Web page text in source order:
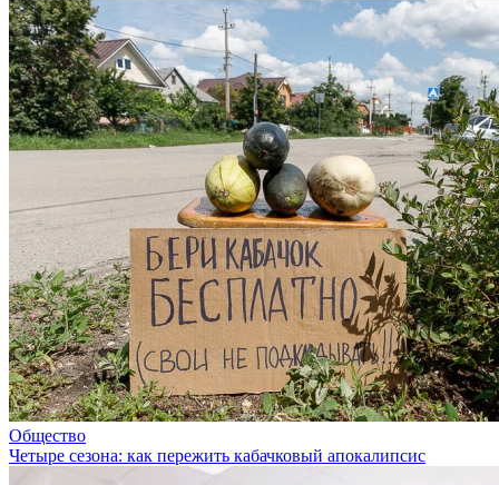
Общество
Четыре сезона: как пережить кабачковый апокалипсис